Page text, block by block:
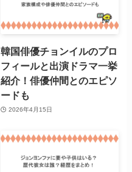
韓国俳優チョンイルのプロ
フィールと出演ドラマ一挙
紹介！俳優仲間とのエピソ
ードも
2026年4月15日